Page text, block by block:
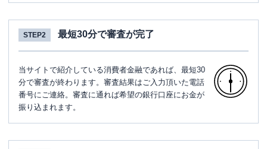
STEP2 最短30分で審査が完了
当サイトで紹介している消費者金融であれば、最短30
分で審査が終わります。審査結果はご入力頂いた電話
番号にご連絡。審査に通れば希望の銀行口座にお金が
振り込まれます。